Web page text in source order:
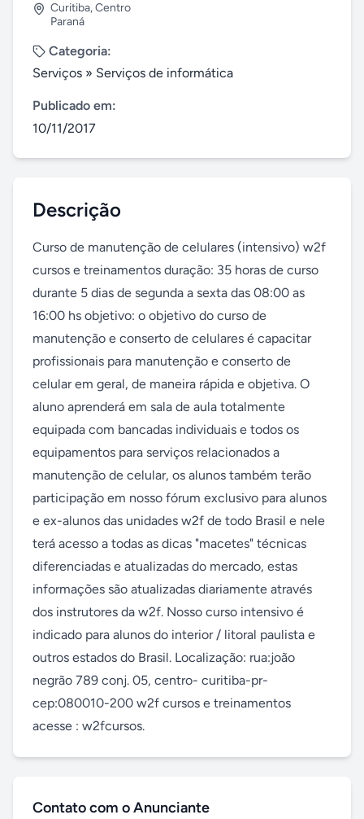
Curitiba,Centro
Paraná
Categoria:
Serviços » Serviços de informática
Publicado em:
10/11/2017
Descrição
Curso de manutenção de celulares (intensivo) w2f
cursos e treinamentos duração: 35 horas de curso
durante 5 dias de segunda a sexta das 08:00 as
16:00 hs objetivo: o objetivo do curso de
manutenção e conserto de celulares é capacitar
profissionais para manutenção e conserto de
celular em geral, de maneira rápida e objetiva. O
aluno aprenderá em sala de aula totalmente
equipada com bancadas individuais e todos os
equipamentos para serviços relacionados a
manutenção de celular, os alunos também terão
participação em nosso fórum exclusivo para alunos
e ex-alunos das unidades w2f de todo Brasil e nele
terá acesso a todas as dicas "macetes" técnicas
diferenciadas e atualizadas do mercado, estas
informações são atualizadas diariamente através
dos instrutores da w2f. Nosso curso intensivo é
indicado para alunos do interior / litoral paulista e
outros estados do Brasil. Localização: rua:joão
negrão 789 conj. 05, centro- curitiba-pr-
cep:080010-200 w2f cursos e treinamentos
acesse : w2fcursos.
Contato com o Anunciante